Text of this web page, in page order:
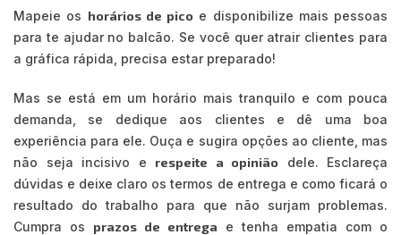
Mapeie os horários de pico e disponibilize mais pessoas
para te ajudar no balcão. Se você quer atrair clientes para
a gráfica rápida, precisa estar preparado!
Mas se está em um horário mais tranquilo e com pouca
demanda, se dedique aos clientes e dê uma boa
experiência para ele. Ouça e sugira opções ao cliente, mas
não seja incisivo e respeite a opinião dele. Esclareça
dúvidas e deixe claro os termos de entrega e como ficará o
resultado do trabalho para que não surjam problemas.
Cumpra os prazos de entrega e tenha empatia com o